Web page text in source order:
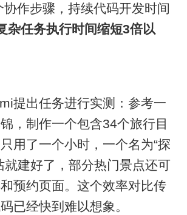
作步骤，持续代码开发时间
杂任务执行时间缩短3倍以
出任务进行实测：参考一
，制作一个包含34个旅行目
用了一个小时，一个名为“探
就建好了，部分热门景点还可
预约页面。这个效率对比传
已经快到难以想象。